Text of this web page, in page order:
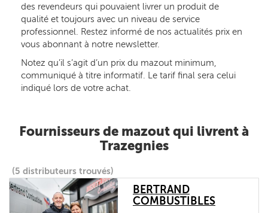
des revendeurs qui pouvaient livrer un produit de
qualité et toujours avec un niveau de service
professionnel. Restez informé de nos actualités prix en
vous abonnant à notre newsletter.
Notez qu’il s’agit d’un prix du mazout minimum,
communiqué à titre informatif. Le tarif final sera celui
indiqué lors de votre achat.
Fournisseurs de mazout qui livrent à
Trazegnies
(5 distributeurs trouvés)
BERTRAND
COMBUSTIBLES